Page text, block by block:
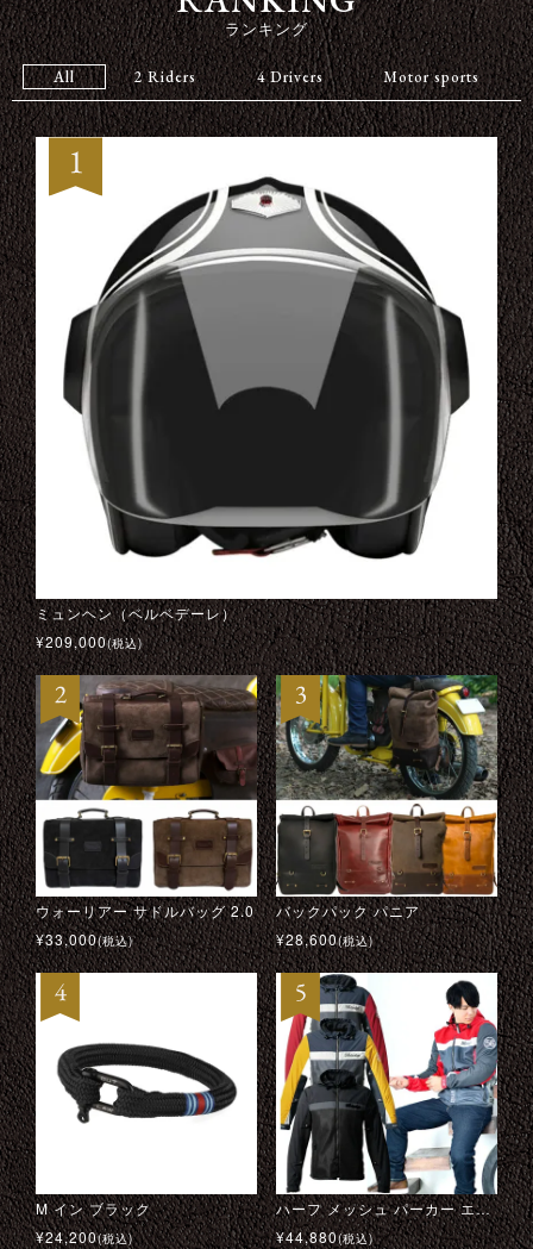
ランキング
All 2 Riders 4 Drivers Motor sports
ミュンヘン（ベルベデーレ）
¥209,000(税込)
ウォーリアー サドルバッグ 2.0
¥33,000(税込)
バックパック パニア
¥28,600(税込)
M イン ブラック
¥24,200(税込)
ハーフ メッシュ パーカー エヴォ 24
¥44,880(税込)
ミュンヘン（ベルベデーレ）
¥209,000(税込)
CUSTOM500 クレート アイスブルー
¥28,600(税込)
テンプル モーターサイクル ジャケット
¥69,300(税込)
トライアルマスター モーターサイクル ブーツ
¥69,300(税込)
H33 メッシュジャケット
¥46,200(税込)
キャロル シェルビー “ダラス” ブルゾン
¥99,000(税込)
ストリングバック・ドライビング・グローブ
¥33,000(税込)
スピアヘッド
¥48,400(税込)
アバルト メッシュ ベースボールキャップ
¥6,600(税込)
ガルフ キャンバス トラベルバッグ ミディアム
¥39,600(税込)
-273 × アイルトン・セナ ドライビング グローブ
¥22,000(税込)
DRIFT PINK RIBBON （PINK RIBBON サポートモデル）
¥49,500(税込)
M イン ブラック
¥24,200(税込)
マルティニ レーシング チームジャケット
¥36,300(税込)
オールドレースコレクション #03 Tシャツ
¥15,400(税込)